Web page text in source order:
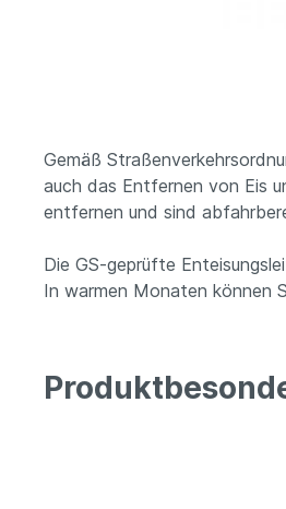
Gemäß
auch das Entfernen von Eis
entfernen und sind
Die GS-geprüfte
In warmen Monaten können